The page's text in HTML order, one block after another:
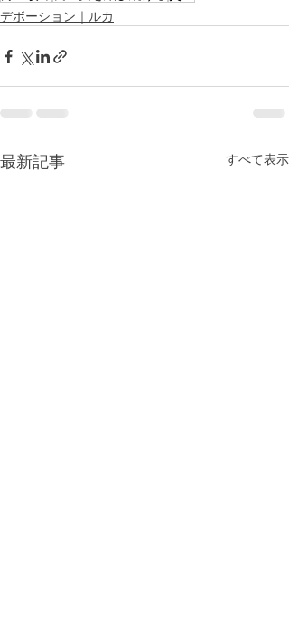
デボーション｜ルカ
最新記事 すべて表示